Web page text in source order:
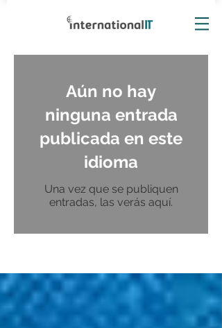
Aún no hay
ninguna entrada
publicada en este
idioma
Una vez que se publiquen
entradas, las verás aquí.